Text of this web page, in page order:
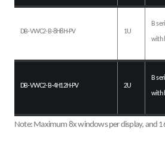
DB-VWC2-B-8H8H-PV 1U
B
with
DB-VWC2-B-4H12H-PV 2U
B
with
Note: Maximum 8x windows per display, and